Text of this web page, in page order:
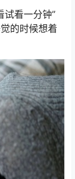
试看一分钟”
的时候想着